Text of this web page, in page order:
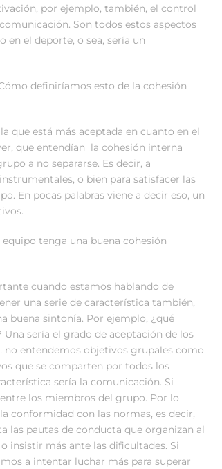
por ejemplo, también, el control
Son todos estos aspectos
el deporte, o sea, sería un
definiríamos esto de la cohesión
que está más aceptada en cuanto en el
que entendían la cohesión interna
a no separarse. Es decir, a
o bien para satisfacer las
En pocas palabras viene a decir eso, un
tenga una buena cohesión
cuando estamos hablando de
una serie de característica también,
buena sintonía. Por ejemplo, ¿qué
sería el grado de aceptación de los
no entendemos objetivos grupales como
que se comparten por todos los
sería la comunicación. Si
los miembros del grupo. Por lo
conformidad con las normas, es decir,
las pautas de conducta que organizan al
insistir más ante las dificultades. Si
a intentar luchar más para superar